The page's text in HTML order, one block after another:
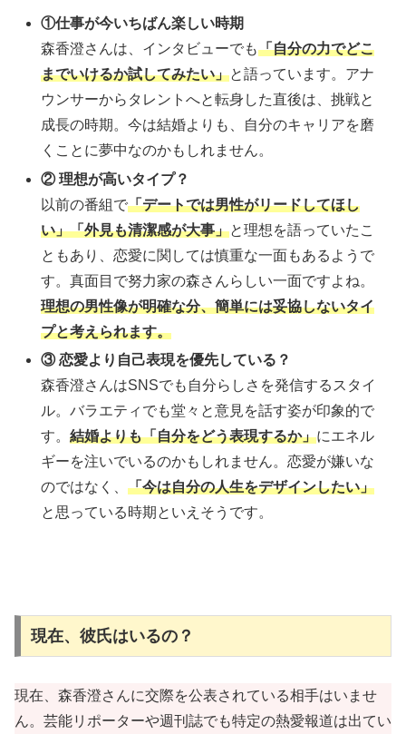
①仕事が今いちばん楽しい時期
森香澄さんは、インタビューでも「自分の力でどこ
までいけるか試してみたい」と語っています。アナ
ウンサーからタレントへと転身した直後は、挑戦と
成長の時期。今は結婚よりも、自分のキャリアを磨
くことに夢中なのかもしれません。
② 理想が高いタイプ？
以前の番組で「デートでは男性がリードしてほし
い」「外見も清潔感が大事」と理想を語っていたこ
ともあり、恋愛に関しては慎重な一面もあるようで
す。真面目で努力家の森さんらしい一面ですよね。
理想の男性像が明確な分、簡単には妥協しないタイ
プと考えられます。
③ 恋愛より自己表現を優先している？
森香澄さんはSNSでも自分らしさを発信するスタイ
ル。バラエティでも堂々と意見を話す姿が印象的で
す。結婚よりも「自分をどう表現するか」にエネル
ギーを注いでいるのかもしれません。恋愛が嫌いな
のではなく、「今は自分の人生をデザインしたい」
と思っている時期といえそうです。
現在、彼氏はいるの？
現在、森香澄さんに交際を公表されている相手はいませ
ん。芸能リポーターや週刊誌でも特定の熱愛報道は出てい